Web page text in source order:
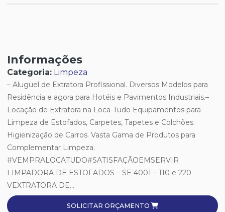
Informações
Categoria: Limpeza
– Aluguel de Extratora Profissional. Diversos Modelos para
Residência e agora para Hotéis e Pavimentos Industriais.–
Locação de Extratora na Loca-Tudo Equipamentos para
Limpeza de Estofados, Carpetes, Tapetes e Colchões.
Higienização de Carros. Vasta Gama de Produtos para
Complementar Limpeza.
#VEMPRALOCATUDO#SATISFAÇÃOEMSERVIR
LIMPADORA DE ESTOFADOS – SE 4001 – 110 e 220
VEXTRATORA DE...
SOLICITAR ORÇAMENTO